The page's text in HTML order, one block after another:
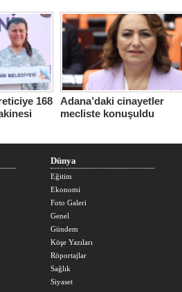
168 Adana’daki cinayetler
mecliste konuşuldu
Dünya
Eğitim
Ekonomi
Foto Galeri
Genel
Gündem
Köşe Yazıları
Röportajlar
Sağlık
Siyaset